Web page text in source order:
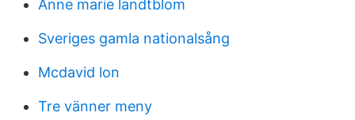
Anne marie landtblom
Sveriges gamla nationalsång
Mcdavid lon
Tre vänner meny